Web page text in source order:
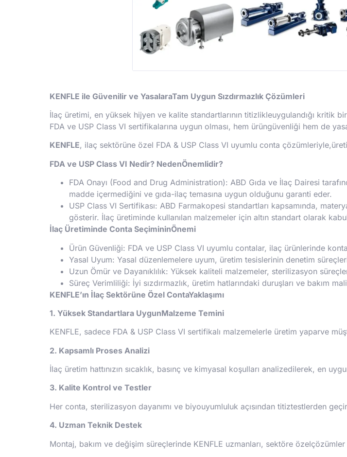
KENFLE ile Güvenilir ve YasalaraTam Uygun Sızdırmazlık Çözümleri
İlaç üretimi, en yüksek hijyen ve kalite standartlarının titizlikleuygulandığı kritik
FDA ve USP Class VI sertifikalarına uygun olması, hem ürüngüvenliği hem de
KENFLE, ilaç sektörüne özel FDA & USP Class VI uyumlu conta
FDA ve USP Class VI Nedir? NedenÖnemlidir?
FDA Onayı (Food and Drug Administration): ABD Gıda ve İlaç Dairesi
madde içermediğini ve gıda-ilaç temasına uygun olduğunu garanti eder.
USP Class VI Sertifikası: ABD Farmakopesi standartları kapsamında,
gösterir. İlaç üretiminde kullanılan malzemeler için altın standart olarak
İlaç Üretiminde Conta SeçimininÖnemi
Ürün Güvenliği: FDA ve USP Class VI uyumlu contalar, ilaç ürünlerinde
Yasal Uyum: Yasal düzenlemelere uyum, üretim tesislerinin denetim
Uzun Ömür ve Dayanıklılık: Yüksek kaliteli malzemeler, sterilizasyon
Süreç Verimliliği: İyi sızdırmazlık, üretim hatlarındaki duruşları ve bakım
KENFLE’ın İlaç Sektörüne Özel ContaYaklaşımı
1. Yüksek Standartlara UygunMalzeme Temini
KENFLE, sadece FDA & USP Class VI sertifikalı malzemelerle üretim yaparve
2. Kapsamlı Proses Analizi
İlaç üretim hattınızın sıcaklık, basınç ve kimyasal koşulları analizedilerek, en
3. Kalite Kontrol ve Testler
Her conta, sterilizasyon dayanımı ve biyouyumluluk açısından titiztestlerden
4. Uzman Teknik Destek
Montaj, bakım ve değişim süreçlerinde KENFLE uzmanları, sektöre özelçözümler